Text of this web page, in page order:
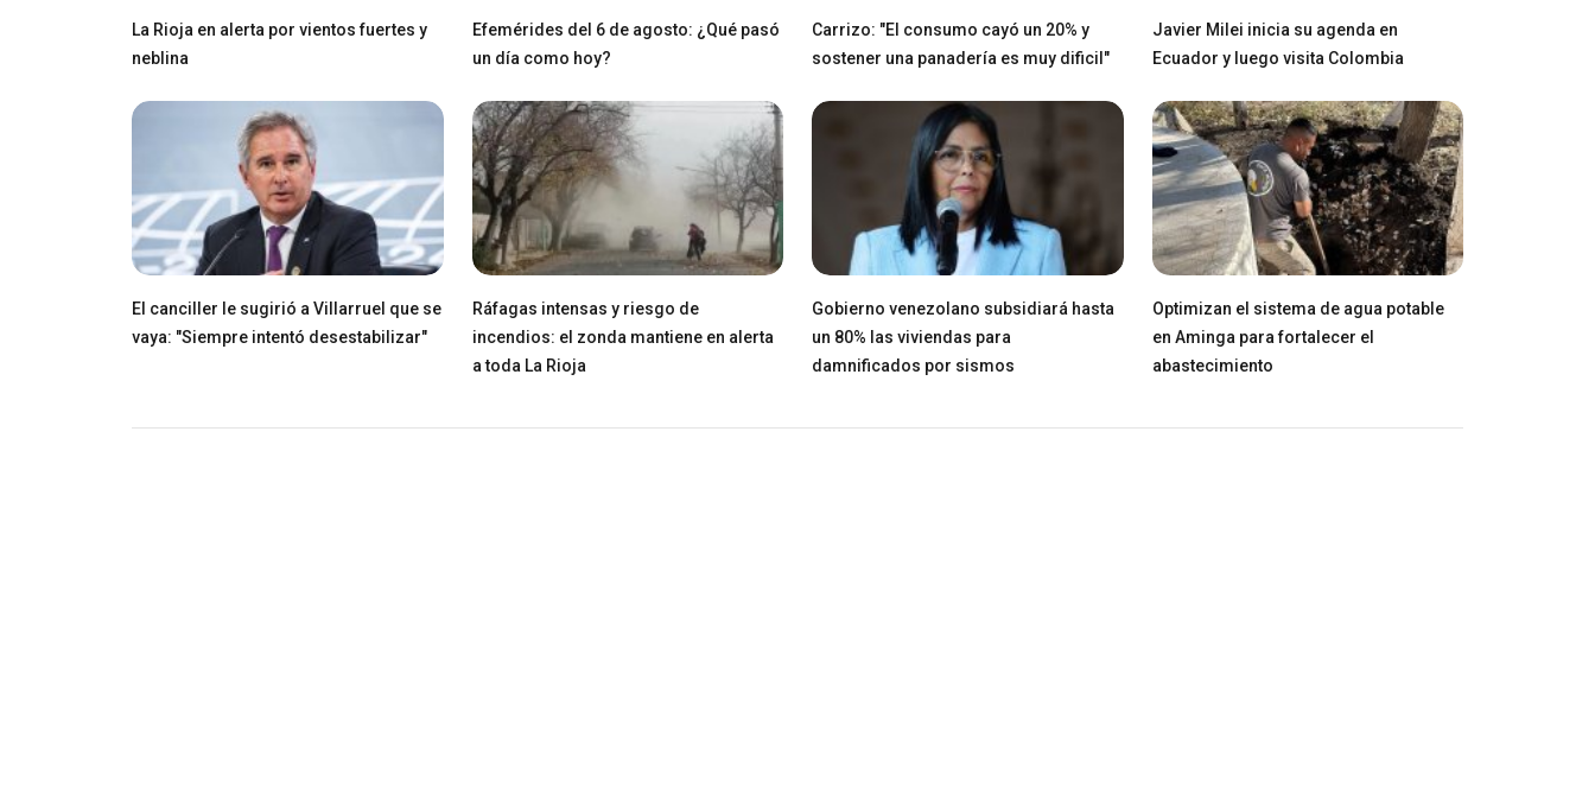
La Rioja en alerta por vientos fuertes y
neblina
Efemérides del 6 de agosto: ¿Qué pasó
un día como hoy?
Carrizo: "El consumo cayó un 20% y
sostener una panadería es muy dificil"
Javier Milei inicia su agenda en
Ecuador y luego visita Colombia
El canciller le sugirió a Villarruel que se
vaya: "Siempre intentó desestabilizar"
Ráfagas intensas y riesgo de
incendios: el zonda mantiene en alerta
a toda La Rioja
Gobierno venezolano subsidiará hasta
un 80% las viviendas para
damnificados por sismos
Optimizan el sistema de agua potable
en Aminga para fortalecer el
abastecimiento